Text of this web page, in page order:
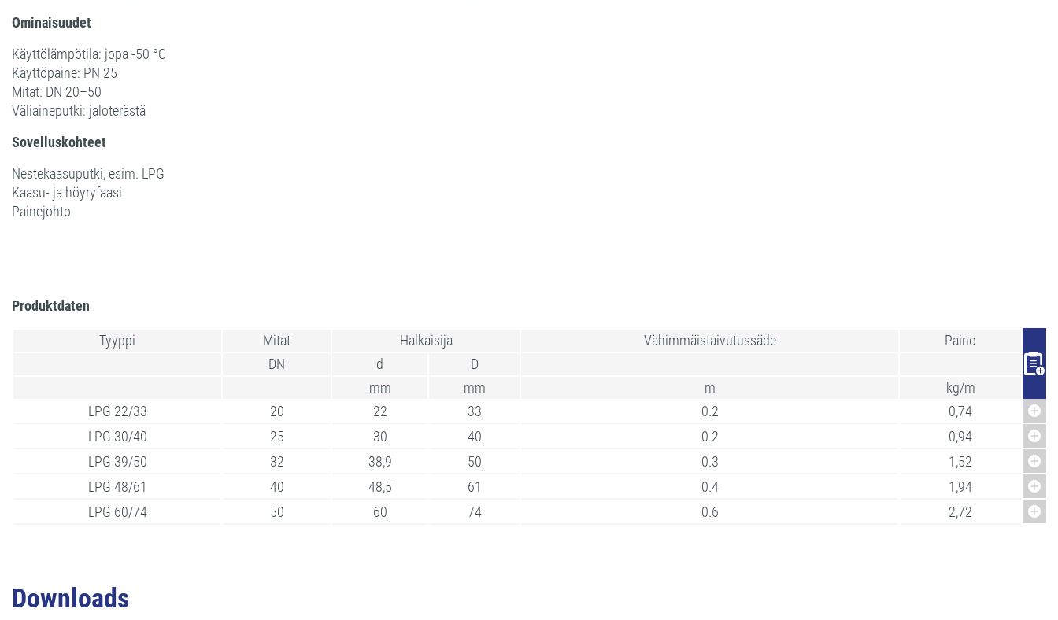
Ominaisuudet
Käyttölämpötila: jopa -50 °C
Käyttöpaine: PN 25
Mitat: DN 20–50
Väliaineputki: jaloterästä
Sovelluskohteet
Nestekaasuputki, esim. LPG
Kaasu- ja höyryfaasi
Painejohto
Produktdaten
Tyyppi Mitat Halkaisija Vähimmäistaivutussäde
Paino
DN
d
D
mm
mm m
kg/m
LPG 22/33
20 22 33 0.2
0,74
LPG 30/40
25 30 40 0.2
0,94
LPG 39/50
32 38,9 50 0.3
1,52
LPG 48/61
40 48,5 61 0.4
1,94
LPG 60/74
50 60 74 0.6 2,72
Downloads